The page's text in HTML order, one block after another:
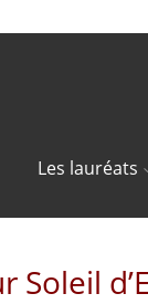
Les lauréats
Soleil